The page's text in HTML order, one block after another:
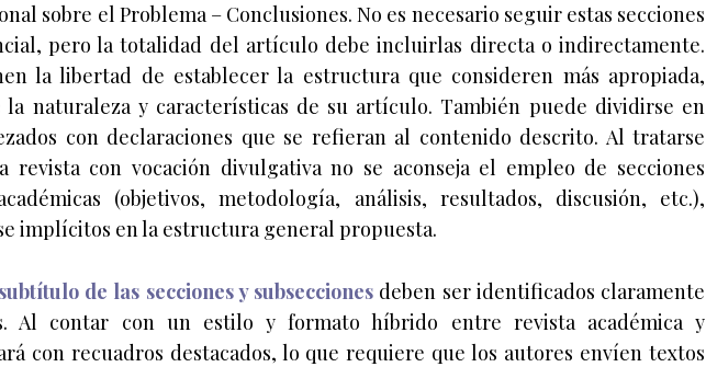
sobre el Problema – Conclusiones. No es necesario seguir estas secciones
pero la totalidad del artículo debe incluirlas directa o indirectamente.
la libertad de establecer la estructura que consideren más apropiada,
la naturaleza y características de su artículo. También puede dividirse en
con declaraciones que se refieran al contenido descrito. Al tratarse
revista con vocación divulgativa no se aconseja el empleo de secciones
(objetivos, metodología, análisis, resultados, discusión, etc.),
implícitos en la estructura general propuesta.
de las secciones y subsecciones deben ser identificados claramente
Al contar con un estilo y formato híbrido entre revista académica y
con recuadros destacados, lo que requiere que los autores envíen textos